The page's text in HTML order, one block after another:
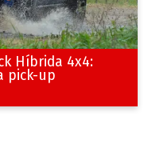
Híbrida 4x4:
pick-up